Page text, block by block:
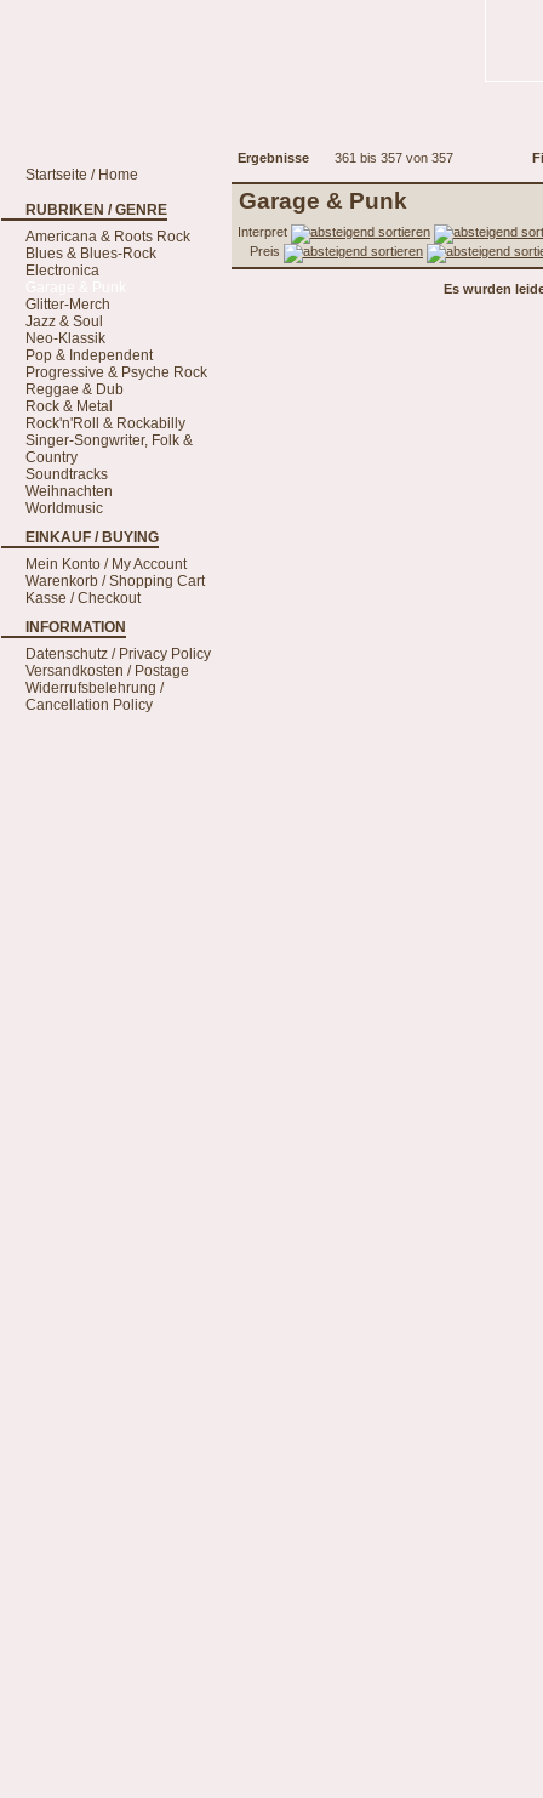
Ergebnisse 361 bis 357 von 357
Startseite / Home
RUBRIKEN / GENRE
Americana & Roots Rock
Blues & Blues-Rock
Electronica
Glitter-Merch
Jazz & Soul
Neo-Klassik
Pop & Independent
Progressive & Psyche Rock
Reggae & Dub
Rock & Metal
Rock'n'Roll & Rockabilly
Singer-Songwriter, Folk &
Country
Soundtracks
Weihnachten
Worldmusic
EINKAUF / BUYING
Mein Konto / My Account
Warenkorb / Shopping Cart
Kasse / Checkout
INFORMATION
Datenschutz / Privacy Policy
Versandkosten / Postage
Widerrufsbelehrung /
Cancellation Policy
Garage & Punk
Interpret
Preis
Es wurden